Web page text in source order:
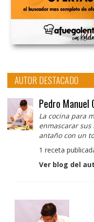
AUTOR DESTACADO
Pedro Manuel
La cocina para
enmascarar sus
antaño con un
1 receta
Ver blog del